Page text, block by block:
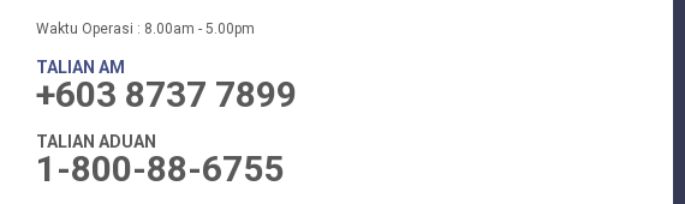
Waktu Operasi : 8.00am - 5.00pm
TALIAN AM
+603 8737 7899
TALIAN ADUAN
1-800-88-6755